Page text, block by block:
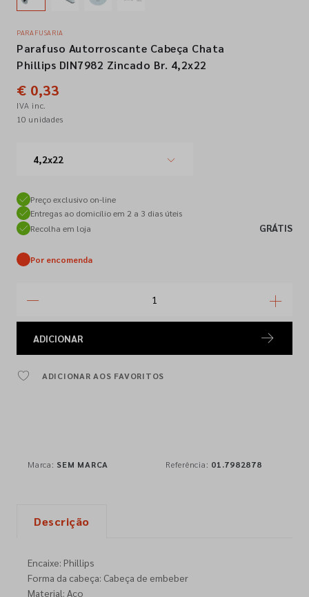
Siga-nos nas redes sociais
PARAFUSARIA
Parafuso Autorroscante Cabeça Chata
Phillips DIN7982 Zincado Br. 4,2x22
€ 0,33
IVA inc.
10 unidades
4,2x22
Preço exclusivo on-line
Entregas ao domicílio em 2 a 3 dias úteis
Recolha em loja
GRÁTIS
Por encomenda
ADICIONAR
ADICIONAR AOS FAVORITOS
Marca: SEM MARCA Referência: 01.7982878
Descrição
Encaixe: Phillips
Forma da cabeça: Cabeça de embeber
Material: Aço